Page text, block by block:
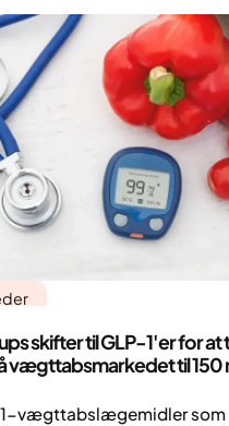
skifter til GLP-1'er for
vægttabsmarkedet til 150
vægttabslægemidler som